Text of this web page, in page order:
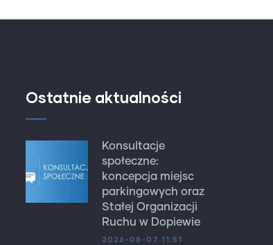
Ostatnie aktualności
Konsultacje
społeczne:
koncepcja miejsc
parkingowych oraz
Stałej Organizacji
Ruchu w Dopiewie
2026-08-07 11:51